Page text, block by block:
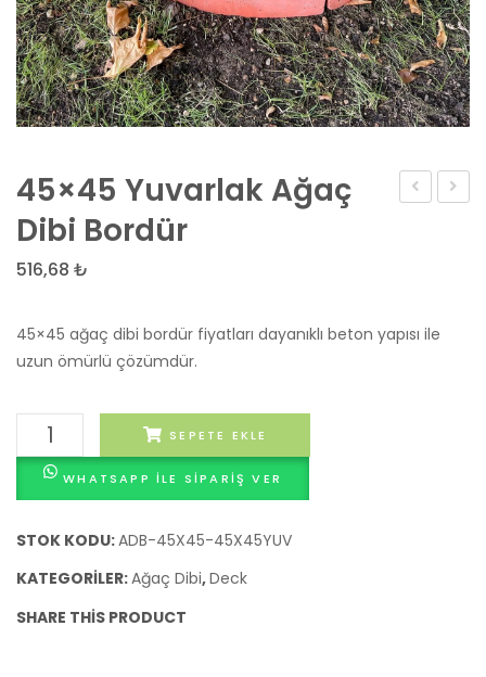
40×18
45×45 Yuvarlak Ağaç
Dibi Bordür
516,68 ₺
45×45 ağaç dibi bordür fiyatları dayanıklı beton yapısı ile
uzun ömürlü çözümdür.
45x45
Yuvarlak
Ağaç
Bordür
SEPETE EKLE
WHATSAPP ILE SIPARIŞ VER
STOK KODU:ADB-45X45-45X45YUV
KATEGORILER:Ağaç Dibi,Deck
SHARE THIS PRODUCT